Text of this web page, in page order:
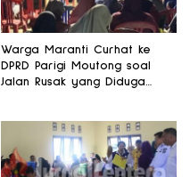
Warga Maranti Curhat ke
DPRD Parigi Moutong soal
Jalan Rusak yang Diduga